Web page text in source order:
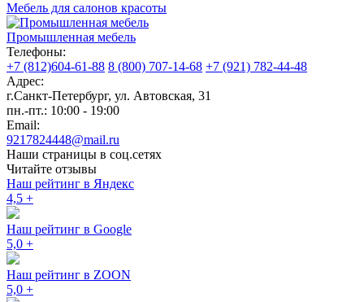
Мебель для салонов красоты
Промышленная мебель
Телефоны:
+7 (812)604-61-88 8 (800) 707-14-68 +7 (921) 782-44-48
Адрес:
г.Санкт-Петербург, ул. Автовская, 31
пн.-пт.: 10:00 - 19:00
Email:
9217824448@mail.ru
Наши страницы в соц.сетях
Читайте отзывы
Наш рейтинг в Яндекс
4,5 +
Наш рейтинг в Google
5,0 +
Наш рейтинг в ZOON
5,0 +